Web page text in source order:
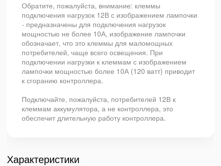
Обратите, пожалуйста, внимание: клеммы
подключения нагрузок 12В с изображением лампочки
- предназначены для подключения нагрузок
мощностью не более 10А, изображение лампочки
обозначает, что это клеммы для маломощных
потребителей, чаще всего освещения. При
подключении нагрузки к клеммам с изображением
лампочки мощностью более 10А (120 ватт) приводит
к сгоранию контроллера.
Подключайте, пожалуйста, потребителей 12В к
клеммам аккумулятора, а не контроллера, это
обеспечит длительную работу контроллера.
Характеристики